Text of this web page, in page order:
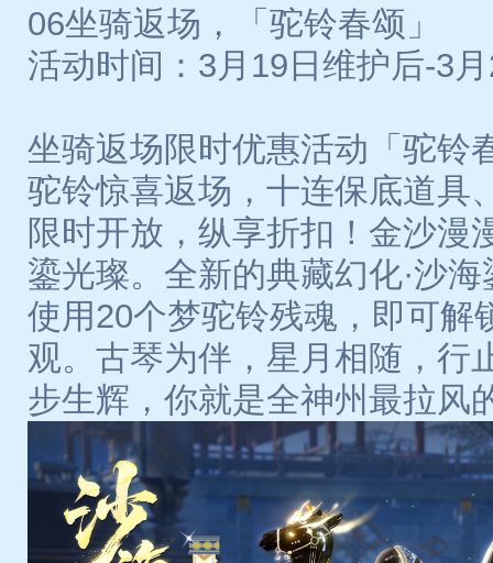
06坐骑返场，「驼铃春颂」
活动时间：3月19日维护后-3
坐骑返场限时优惠活动「驼铃
驼铃惊喜返场，十连保底道具
限时开放，纵享折扣！金沙漫
鎏光璨。全新的典藏幻化·沙
使用20个梦驼铃残魂，即可解
观。古琴为伴，星月相随，行
步生辉，你就是全神州最拉风